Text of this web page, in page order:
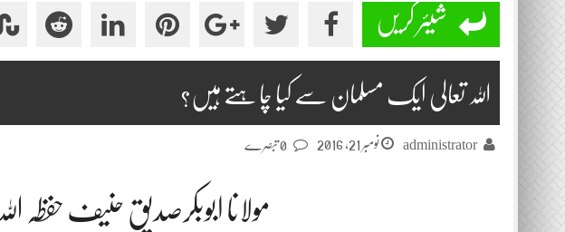
شیئر کریں
اللہ تعالی ایک مسلمان سے کیا چاہتے ہیں؟
administrator نومبر 21, 2016
مولانا ابوبکرصدیق حنیف حفظہ اللہ